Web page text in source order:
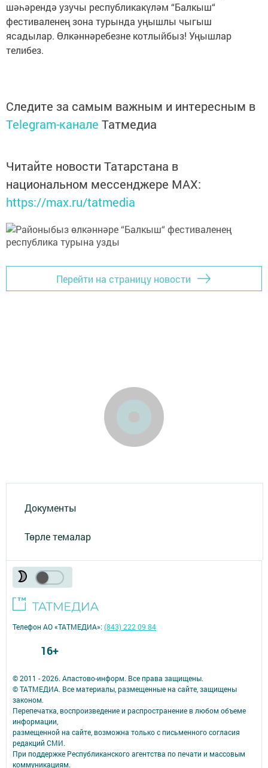
шәһәрендә узучы республикакүләм “Балкыш“
фестиваленең зона турында уңышлы чыгыш
ясадылар. Өлкәннәребезне котлыйбыз! Уңышлар
телибез.
Следите за самым важным и интересным в
Telegram-канале Татмедиа
Читайте новости Татарстана в
национальном мессенджере MАХ:
https://max.ru/tatmedia
Перейти на страницу новости
Документы
Төрле темалар
© 2011 - 2026. Апастово-информ. Все права защищены.
© ТАТМЕДИА. Все материалы, размещенные на сайте, защищены
законом.
Перепечатка, воспроизведение и распространение в любом объеме
информации,
размещенной на сайте, возможна только с письменного согласия
редакций СМИ.
При поддержке Республиканского агентства по печати и массовым
коммуникациям.
Телефон АО «ТАТМЕДИА»:(843) 222 09 84
16+